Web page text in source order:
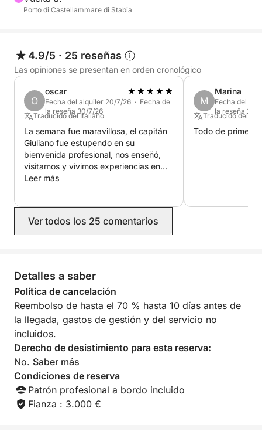
multitudes. También puedes optar por desembarcar
El ritmo es pausado y agradable, diseñado para
ofrecerte la máxima relajación y libertad.
Perfecto para parejas, familias o grupos de amigos,
es la experiencia ideal para vivir el Mediterráneo de
una forma auténtica y exclusiva.
Reserva ahora en Click&Boat y crea tu día perfecto
en catamarán.
Porto di Castellammare di Stabia
4.9/5 · 25 reseñas
Las opiniones se presentan en orden cronológico
O
oscar
Fecha del alquiler 20/7/26 · Fecha de
la reseña 30/7/26
Traducido del Italiano
La semana fue maravillosa, el capitán
Giuliano fue estupendo en su
bienvenida profesional, nos enseñó,
visitamos y vivimos experiencias en
lugares maravillosos.
Leer más
M
Marina
Fecha del
la reseña 22/
Traducido del
Todo de primera
Ver todos los 25 comentarios
Detalles a saber
Política de cancelación
Reembolso de hasta el 70 % hasta 10 días antes de
la llegada, gastos de gestión y del servicio no
incluidos.
Derecho de desistimiento para esta reserva:
No. Saber más
Condiciones de reserva
Patrón profesional a bordo incluido
Fianza : 3.000 €